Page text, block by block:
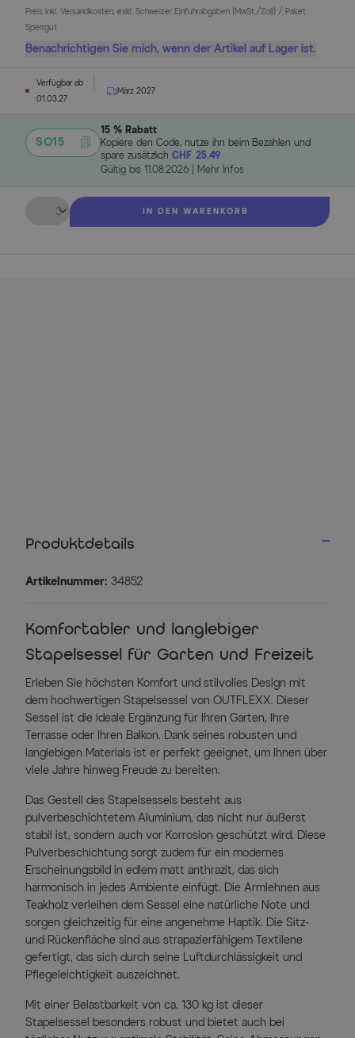
Preis inkl. Versandkosten, exkl. Schweizer Einfuhrabgaben (MwSt./Zoll) / Paket
Sperrgut
Benachrichtigen Sie mich, wenn der Artikel auf Lager ist.
Verfügbar ab
01.03.27
März 2027
SO15
15 % Rabatt
Kopiere den Code, nutze ihn beim Bezahlen und
spare zusätzlich CHF 25.49
Gültig bis 11.08.2026 Mehr Infos
Menge
IN DEN WARENKORB
Produktdetails
Artikelnummer: 34852
Komfortabler und langlebiger
Stapelsessel für Garten und Freizeit
Erleben Sie höchsten Komfort und stilvolles Design mit
dem hochwertigen Stapelsessel von OUTFLEXX. Dieser
Sessel ist die ideale Ergänzung für Ihren Garten, Ihre
Terrasse oder Ihren Balkon. Dank seines robusten und
langlebigen Materials ist er perfekt geeignet, um Ihnen über
viele Jahre hinweg Freude zu bereiten.
Das Gestell des Stapelsessels besteht aus
pulverbeschichtetem Aluminium, das nicht nur äußerst
stabil ist, sondern auch vor Korrosion geschützt wird. Diese
Pulverbeschichtung sorgt zudem für ein modernes
Erscheinungsbild in edlem matt anthrazit, das sich
harmonisch in jedes Ambiente einfügt. Die Armlehnen aus
Teakholz verleihen dem Sessel eine natürliche Note und
sorgen gleichzeitig für eine angenehme Haptik. Die Sitz-
und Rückenfläche sind aus strapazierfähigem Textilene
gefertigt, das sich durch seine Luftdurchlässigkeit und
Pflegeleichtigkeit auszeichnet.
Mit einer Belastbarkeit von ca. 130 kg ist dieser
Stapelsessel besonders robust und bietet auch bei